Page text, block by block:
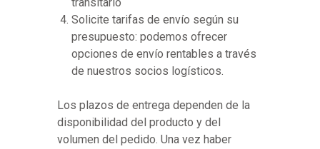
Solicite tarifas de envío según su
presupuesto: podemos ofrecer
opciones de envío rentables a través
de nuestros socios logísticos.
Los plazos de entrega dependen de la
disponibilidad del producto y del
volumen del pedido. Una vez haber